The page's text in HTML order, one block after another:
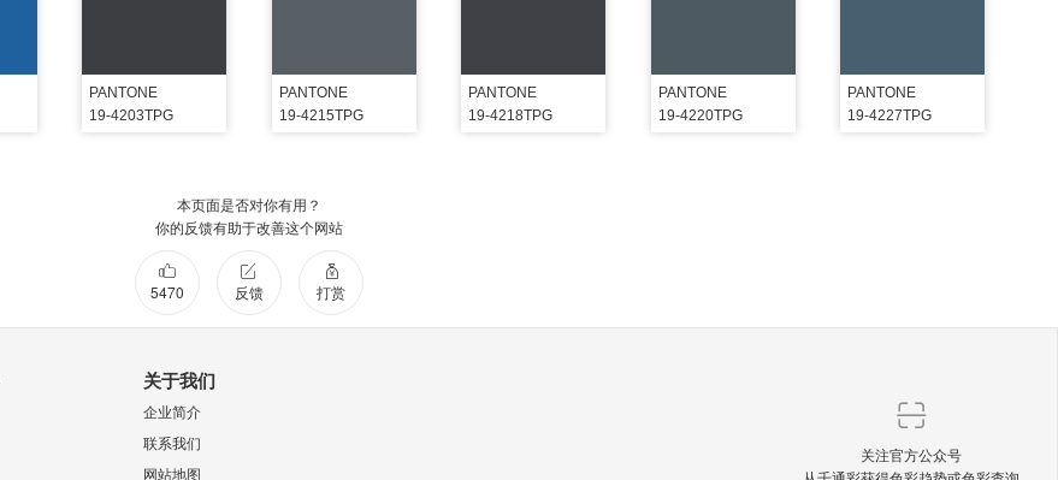
PANTONE
19-4203TPG
PANTONE
19-4215TPG
PANTONE
19-4218TPG
PANTONE
19-4220TPG
PANTONE
19-4227TPG
本页面是否对你有用？
你的反馈有助于改善这个网站
5470 反馈 打赏
关于我们
企业简介
联系我们
网站地图
关注官方公众号